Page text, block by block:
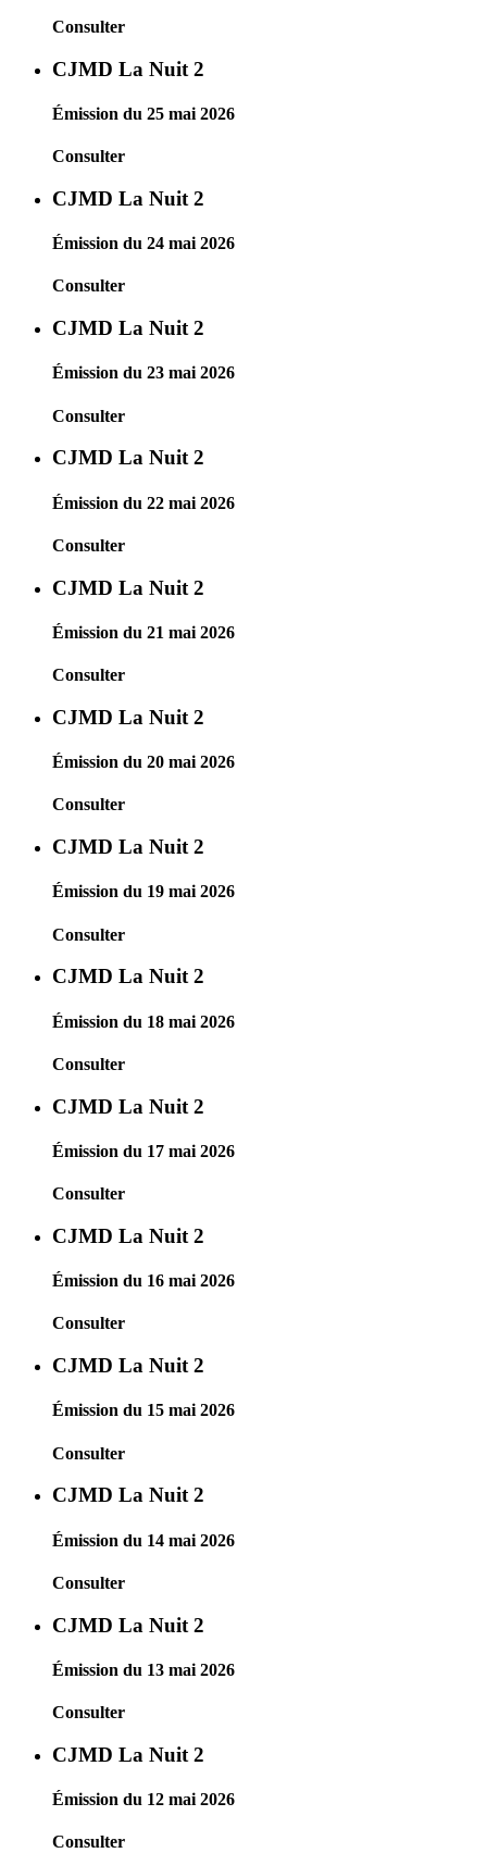
Consulter
CJMD La Nuit 2
Émission du 25 mai 2026
Consulter
CJMD La Nuit 2
Émission du 24 mai 2026
Consulter
CJMD La Nuit 2
Émission du 23 mai 2026
Consulter
CJMD La Nuit 2
Émission du 22 mai 2026
Consulter
CJMD La Nuit 2
Émission du 21 mai 2026
Consulter
CJMD La Nuit 2
Émission du 20 mai 2026
Consulter
CJMD La Nuit 2
Émission du 19 mai 2026
Consulter
CJMD La Nuit 2
Émission du 18 mai 2026
Consulter
CJMD La Nuit 2
Émission du 17 mai 2026
Consulter
CJMD La Nuit 2
Émission du 16 mai 2026
Consulter
CJMD La Nuit 2
Émission du 15 mai 2026
Consulter
CJMD La Nuit 2
Émission du 14 mai 2026
Consulter
CJMD La Nuit 2
Émission du 13 mai 2026
Consulter
CJMD La Nuit 2
Émission du 12 mai 2026
Consulter